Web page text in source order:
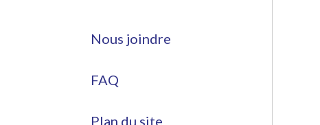
Nous joindre
FAQ
Plan du site